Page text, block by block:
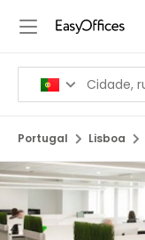
Portugal Lisboa